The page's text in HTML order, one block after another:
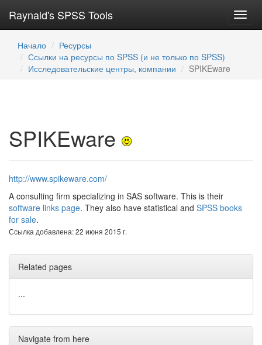
Raynald's SPSS Tools
Начало
Ресурсы
Ссылки на ресурсы по SPSS (и не только по SPSS)
Исследовательские центры, компании
SPIKEware
SPIKEware
http://www.spikeware.com/
A consulting firm specializing in SAS software. This is their
software links page. They also have statistical and SPSS books
for sale.
Ссылка добавлена: 22 июня 2015 г.
Related pages
...
Navigate from here